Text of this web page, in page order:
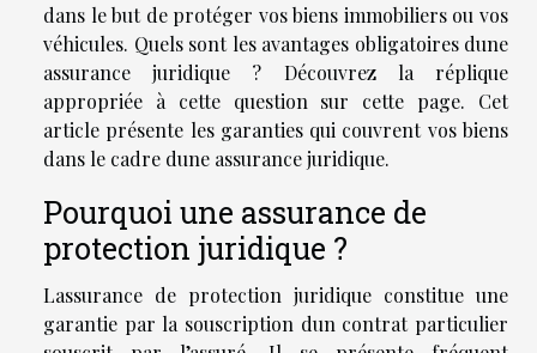
dans le but de protéger vos biens immobiliers ou vos
véhicules. Quels sont les avantages obligatoires dune
assurance juridique ? Découvrez la réplique
appropriée à cette question sur cette page. Cet
article présente les garanties qui couvrent vos biens
dans le cadre dune assurance juridique.
Pourquoi une assurance de
protection juridique ?
Lassurance de protection juridique constitue une
garantie par la souscription dun contrat particulier